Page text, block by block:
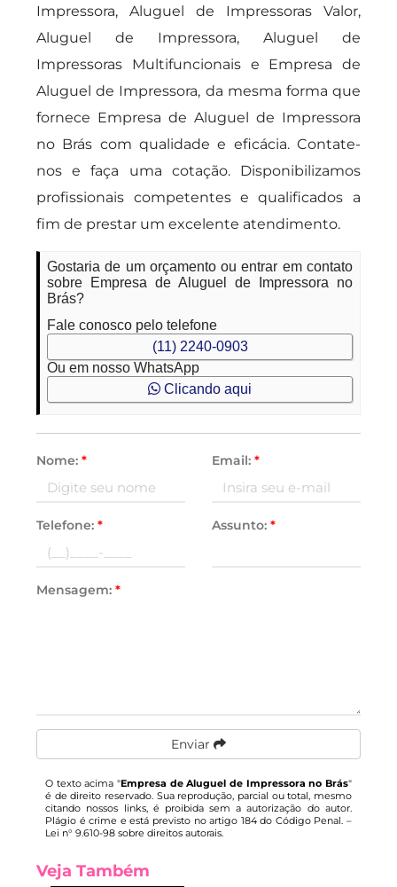
Impressora, Aluguel de Impressoras Valor,
Aluguel de Impressora, Aluguel de
Impressoras Multifuncionais e Empresa de
Aluguel de Impressora, da mesma forma que
fornece Empresa de Aluguel de Impressora
no Brás com qualidade e eficácia. Contate-
nos e faça uma cotação. Disponibilizamos
profissionais competentes e qualificados a
fim de prestar um excelente atendimento.
Gostaria de um orçamento ou entrar em contato
sobre Empresa de Aluguel de Impressora no
Brás?
Fale conosco pelo telefone
(11) 2240-0903
Ou em nosso WhatsApp
Clicando aqui
Nome:* Email: *
Telefone:* Assunto: *
Mensagem:*
Enviar
O texto acima "Empresa de Aluguel de Impressora no Brás"
é de direito reservado. Sua reprodução, parcial ou total, mesmo
citando nossos links, é proibida sem a autorização do autor.
Plágio é crime e está previsto no artigo 184 do Código Penal. –
Lei n° 9.610-98 sobre direitos autorais.
Veja Também